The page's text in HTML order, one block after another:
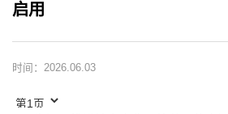
启用
时间：2026.06.03